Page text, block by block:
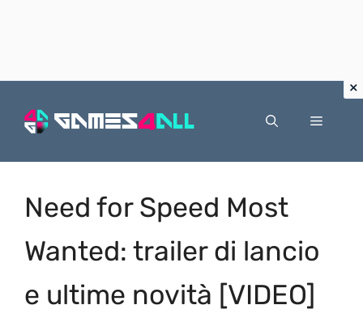
Menu
Need for Speed Most
Wanted: trailer di lancio
e ultime novità [VIDEO]